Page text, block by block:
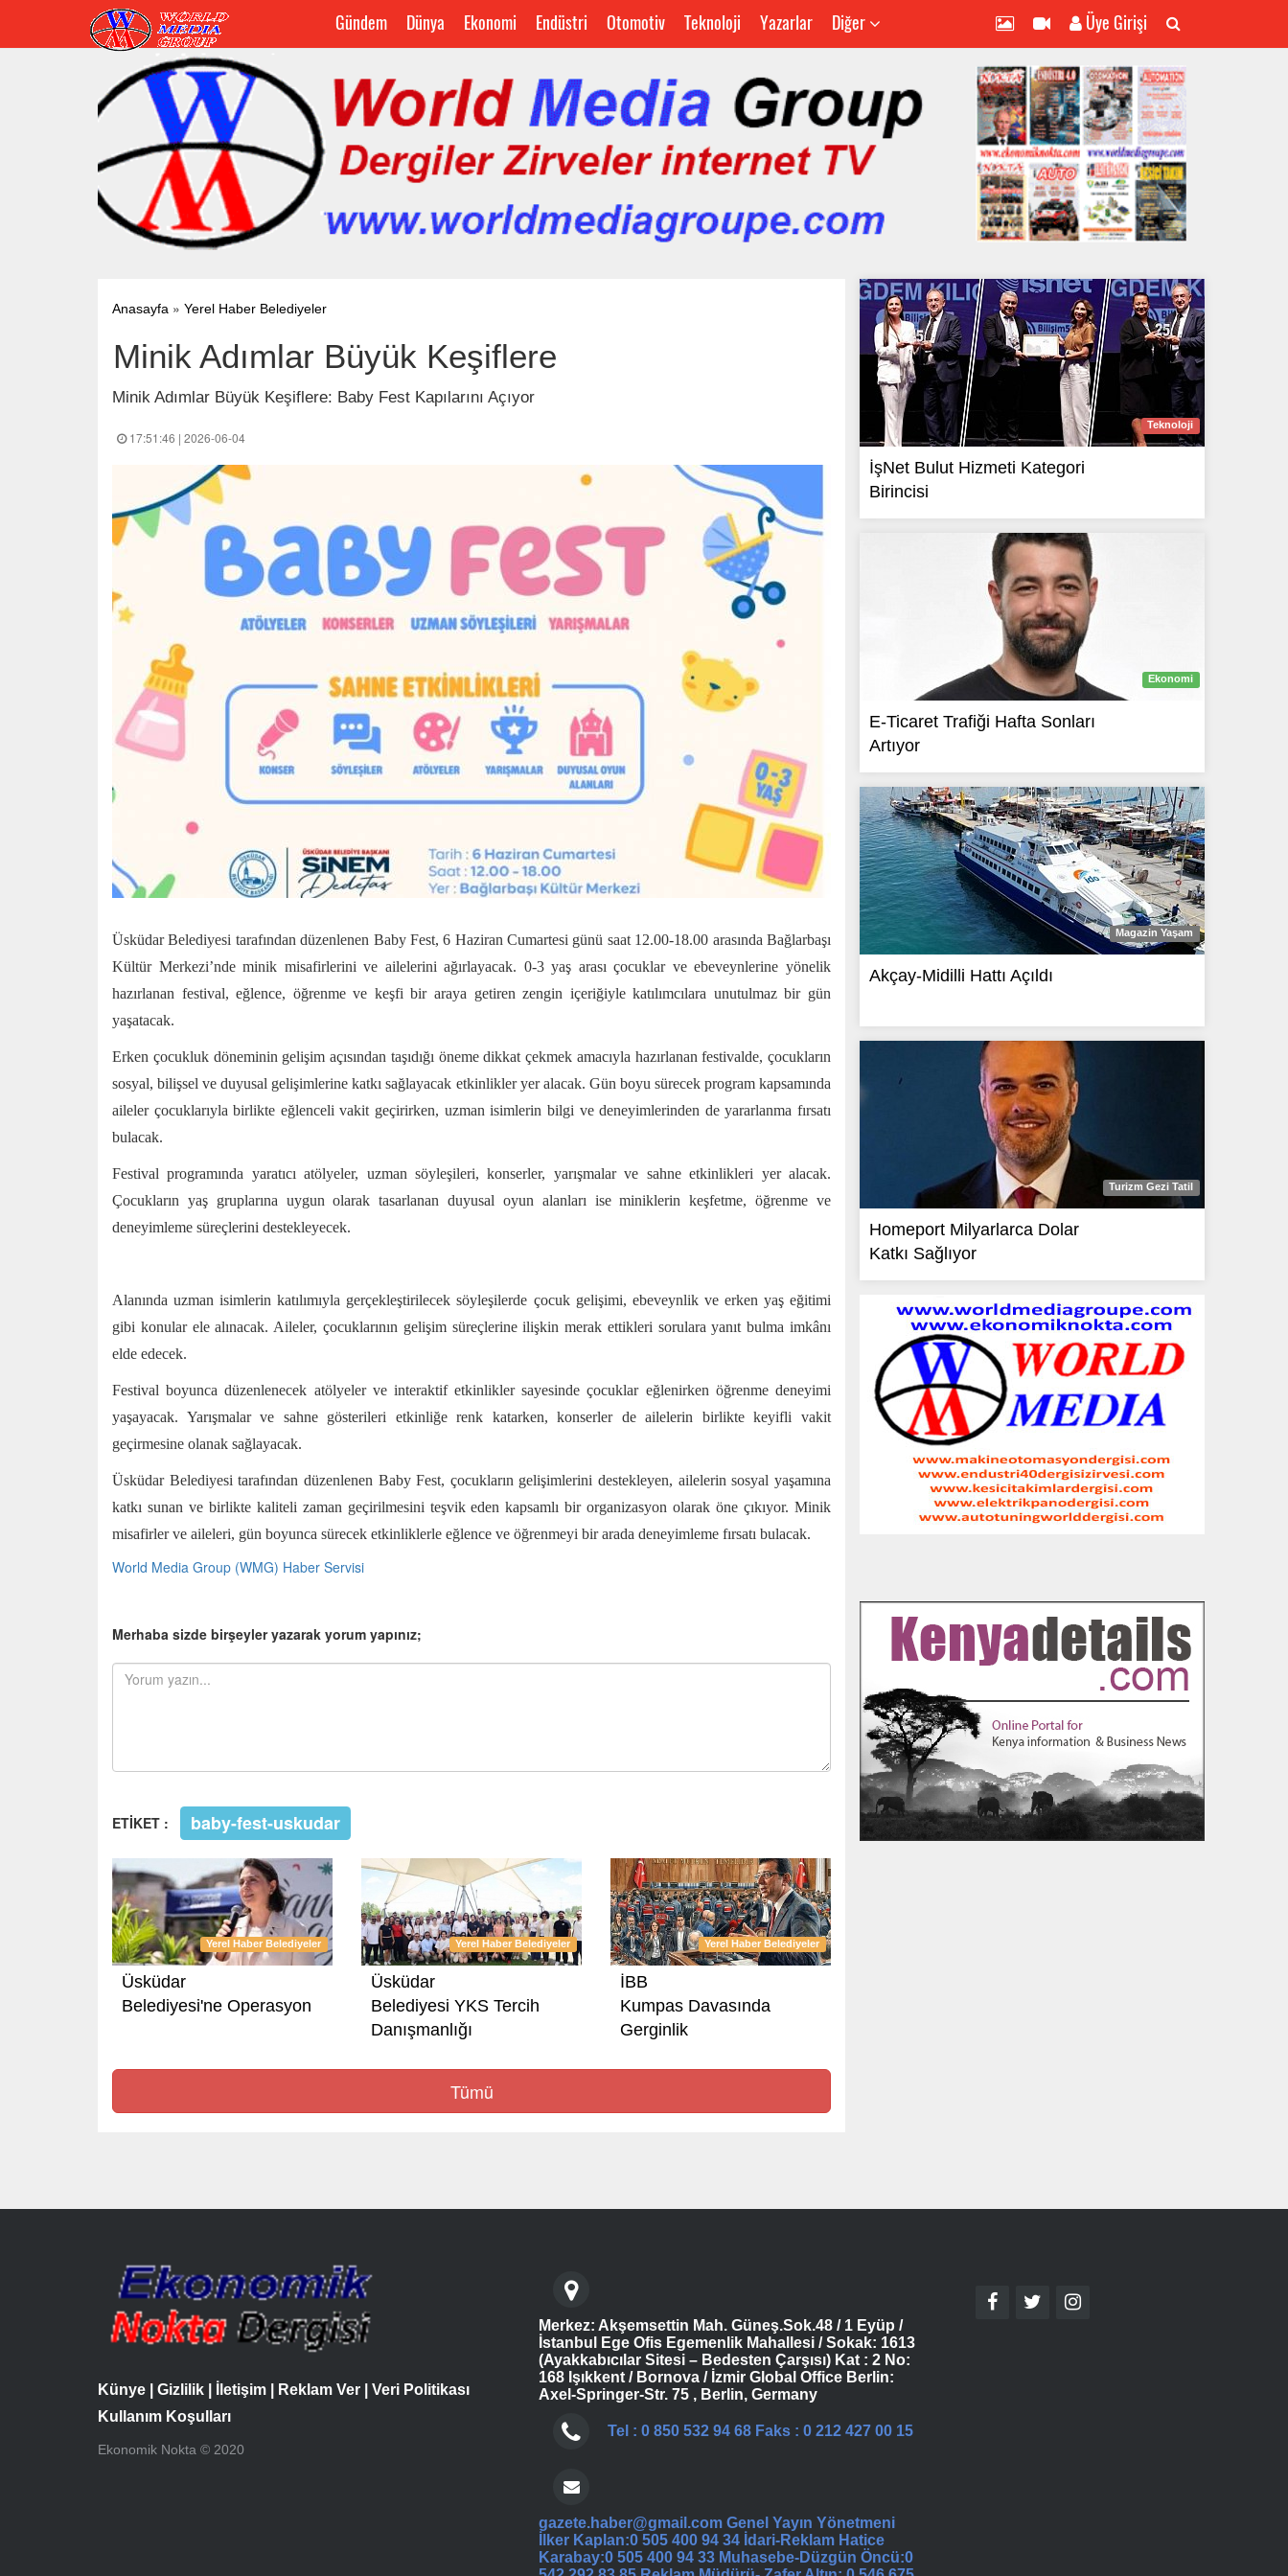
Gündem Dünya Ekonomi Endüstri Otomotiv Teknoloji Yazarlar Diğer Üye Girişi
Anasayfa » Yerel Haber Belediyeler
Minik Adımlar Büyük Keşiflere
Minik Adımlar Büyük Keşiflere: Baby Fest Kapılarını Açıyor
17:51:46 | 2026-06-04
Üsküdar Belediyesi tarafından düzenlenen Baby Fest, 6 Haziran Cumartesi günü saat 12.00-18.00 arasında Bağlarbaşı
Kültür Merkezi’nde minik misafirlerini ve ailelerini ağırlayacak. 0-3 yaş arası çocuklar ve ebeveynlerine yönelik
hazırlanan festival, eğlence, öğrenme ve keşfi bir araya getiren zengin içeriğiyle katılımcılara unutulmaz bir gün
yaşatacak.
Erken çocukluk döneminin gelişim açısından taşıdığı öneme dikkat çekmek amacıyla hazırlanan festivalde, çocukların
sosyal, bilişsel ve duyusal gelişimlerine katkı sağlayacak etkinlikler yer alacak. Gün boyu sürecek program kapsamında
aileler çocuklarıyla birlikte eğlenceli vakit geçirirken, uzman isimlerin bilgi ve deneyimlerinden de yararlanma fırsatı
bulacak.
Festival programında yaratıcı atölyeler, uzman söyleşileri, konserler, yarışmalar ve sahne etkinlikleri yer alacak.
Çocukların yaş gruplarına uygun olarak tasarlanan duyusal oyun alanları ise miniklerin keşfetme, öğrenme ve
deneyimleme süreçlerini destekleyecek.
Alanında uzman isimlerin katılımıyla gerçekleştirilecek söyleşilerde çocuk gelişimi, ebeveynlik ve erken yaş eğitimi
gibi konular ele alınacak. Aileler, çocuklarının gelişim süreçlerine ilişkin merak ettikleri sorulara yanıt bulma imkânı
elde edecek.
Festival boyunca düzenlenecek atölyeler ve interaktif etkinlikler sayesinde çocuklar eğlenirken öğrenme deneyimi
yaşayacak. Yarışmalar ve sahne gösterileri etkinliğe renk katarken, konserler de ailelerin birlikte keyifli vakit
geçirmesine olanak sağlayacak.
Üsküdar Belediyesi tarafından düzenlenen Baby Fest, çocukların gelişimlerini destekleyen, ailelerin sosyal yaşamına
katkı sunan ve birlikte kaliteli zaman geçirilmesini teşvik eden kapsamlı bir organizasyon olarak öne çıkıyor. Minik
misafirler ve aileleri, gün boyunca sürecek etkinliklerle eğlence ve öğrenmeyi bir arada deneyimleme fırsatı bulacak.
World Media Group (WMG) Haber Servisi
Merhaba sizde birşeyler yazarak yorum yapınız;
ETİKET : baby-fest-uskudar
Yerel Haber Belediyeler
Üsküdar
Belediyesi'ne Operasyon
Yerel Haber Belediyeler
Üsküdar
Belediyesi YKS Tercih
Danışmanlığı
Yerel Haber Belediyeler
İBB
Kumpas Davasında
Gerginlik
Tümü
Teknoloji
İşNet Bulut Hizmeti Kategori
Birincisi
Ekonomi
E-Ticaret Trafiği Hafta Sonları
Artıyor
Magazin Yaşam
Akçay-Midilli Hattı Açıldı
Turizm Gezi Tatil
Homeport Milyarlarca Dolar
Katkı Sağlıyor
Künye Gizlilik İletişim Reklam Ver
Veri Politikası
Kullanım Koşulları
Ekonomik Nokta © 2020
Merkez: Akşemsettin Mah. Güneş.Sok.48 / 1 Eyüp /
İstanbul Ege Ofis Egemenlik Mahallesi / Sokak: 1613
(Ayakkabıcılar Sitesi – Bedesten Çarşısı) Kat : 2 No:
168 Işıkkent / Bornova / İzmir Global Office Berlin:
Axel-Springer-Str. 75 , Berlin, Germany
Tel : 0 850 532 94 68 Faks : 0 212 427 00 15
gazete.haber@gmail.com Genel Yayın Yönetmeni
İlker Kaplan:0 505 400 94 34 İdari-Reklam Hatice
Karabay:0 505 400 94 33 Muhasebe-Düzgün Öncü:0